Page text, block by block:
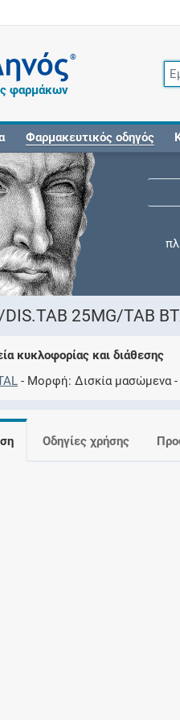
®
φαρμάκων
Φαρμακευτικός οδηγός
25MG/TAB
κυκλοφορίας και διάθεσης
Μορφή Δισκία μασώμενα
Οδηγίες χρήσης